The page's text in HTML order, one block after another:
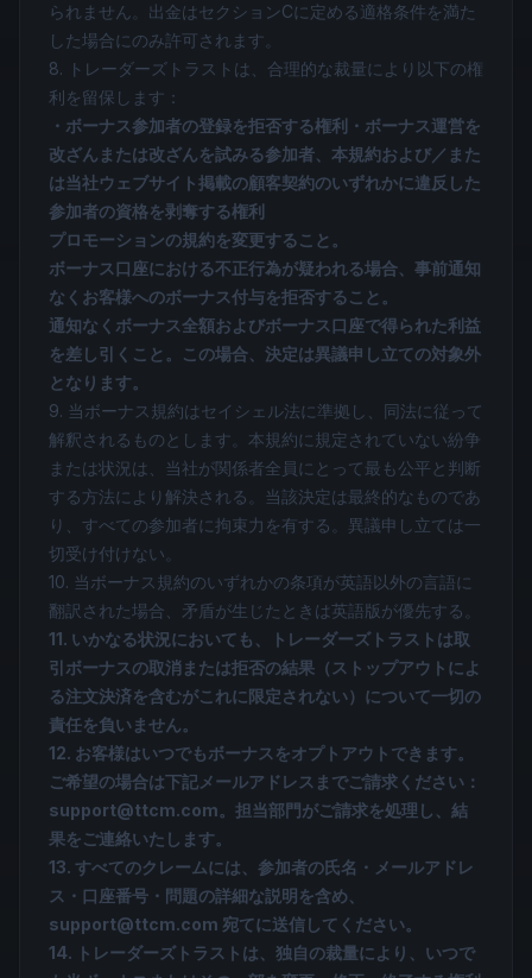
られません。出金はセクションCに定める適格条件を満た
した場合にのみ許可されます。
8. トレーダーズトラストは、合理的な裁量により以下の権
利を留保します：
・ボーナス参加者の登録を拒否する権利・ボーナス運営を
改ざんまたは改ざんを試みる参加者、本規約および／また
は当社ウェブサイト掲載の顧客契約のいずれかに違反した
参加者の資格を剥奪する権利
プロモーションの規約を変更すること。
ボーナス口座における不正行為が疑われる場合、事前通知
なくお客様へのボーナス付与を拒否すること。
通知なくボーナス全額およびボーナス口座で得られた利益
を差し引くこと。この場合、決定は異議申し立ての対象外
となります。
9. 当ボーナス規約はセイシェル法に準拠し、同法に従って
解釈されるものとします。本規約に規定されていない紛争
または状況は、当社が関係者全員にとって最も公平と判断
する方法により解決される。当該決定は最終的なものであ
り、すべての参加者に拘束力を有する。異議申し立ては一
切受け付けない。
10. 当ボーナス規約のいずれかの条項が英語以外の言語に
翻訳された場合、矛盾が生じたときは英語版が優先する。
11. いかなる状況においても、トレーダーズトラストは取
引ボーナスの取消または拒否の結果（ストップアウトによ
る注文決済を含むがこれに限定されない）について一切の
責任を負いません。
12. お客様はいつでもボーナスをオプトアウトできます。
ご希望の場合は下記メールアドレスまでご請求ください：
support@ttcm.com。担当部門がご請求を処理し、結
果をご連絡いたします。
13. すべてのクレームには、参加者の氏名・メールアドレ
ス・口座番号・問題の詳細な説明を含め、
support@ttcm.com 宛てに送信してください。
14. トレーダーズトラストは、独自の裁量により、いつで